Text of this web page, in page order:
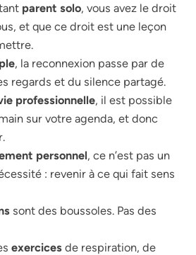
parent solo, vous avez le droit
et que ce droit est une leçon
, la reconnexion passe par de
regards et du silence partagé.
professionnelle, il est possible
sur votre agenda, et donc
personnel, ce n’est pas un
: revenir à ce qui fait sens
sont des boussoles. Pas des
exercices de respiration, de